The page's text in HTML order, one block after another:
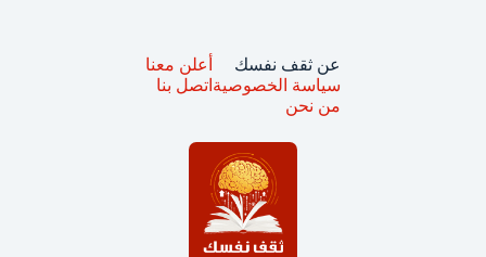
عن ثقف نفسك
سياسة الخصوصية
من نحن
أعلن معنا
اتصل بنا